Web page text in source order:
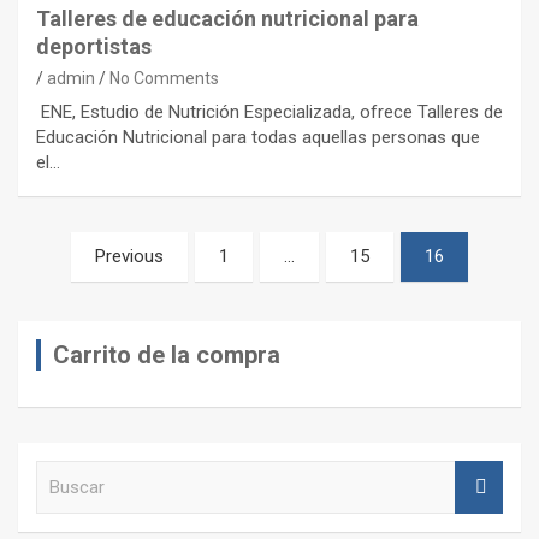
Talleres de educación nutricional para
deportistas
admin No Comments
ENE, Estudio de Nutrición Especializada, ofrece Talleres de
Educación Nutricional para todas aquellas personas que
el…
Paginación
Previous 1 … 15 16
Carrito de la compra